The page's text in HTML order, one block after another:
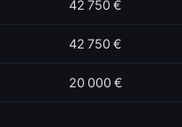
42 750 €
42 750 €
20 000 €